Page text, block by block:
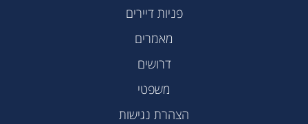
פניות דיירים
מאמרים
דרושים
משפטי
הצהרת נגישות